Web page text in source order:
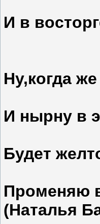
И в
Ну,когда
И нырну в
Будет
Променяю
(Наталья